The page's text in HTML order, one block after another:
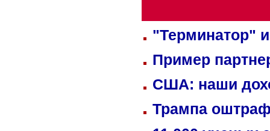
"Терминатор"
Пример
США: наши
Трампа